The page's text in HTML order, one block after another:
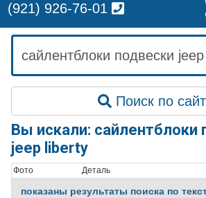
(921) 926-76-01
Поиск по
Вы искали: сайлентблоки
jeep liberty
Фото Деталь
показаны результаты поиска по